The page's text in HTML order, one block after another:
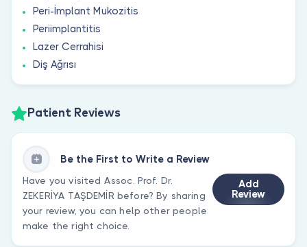
Peri-İmplant Mukozitis
Periimplantitis
Lazer Cerrahisi
Diş Ağrısı
Patient Reviews
Be the First to Write a Review
Have you visited Assoc. Prof. Dr.
ZEKERİYA TAŞDEMİR before? By sharing
your review, you can help other people
make the right choice.
Add
Review